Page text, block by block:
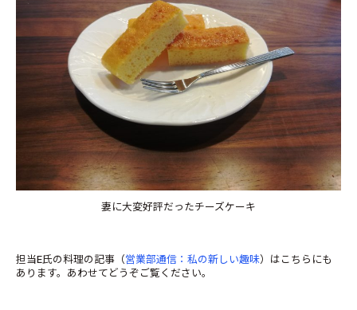
妻に大変好評だったチーズケーキ
担当E氏の料理の記事（営業部通信：私の新しい趣味）はこちらにも
あります。あわせてどうぞご覧ください。